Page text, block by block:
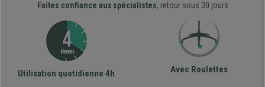
Faites confiance aux spécialistes, retour sous 30 jours
Utilisation quotidienne 4h Avec Roulettes